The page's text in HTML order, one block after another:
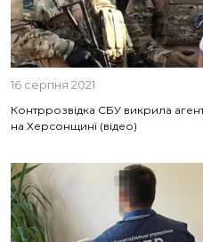
16 серпня 2021
Контррозвідка СБУ викрила
на Херсонщині (відео)